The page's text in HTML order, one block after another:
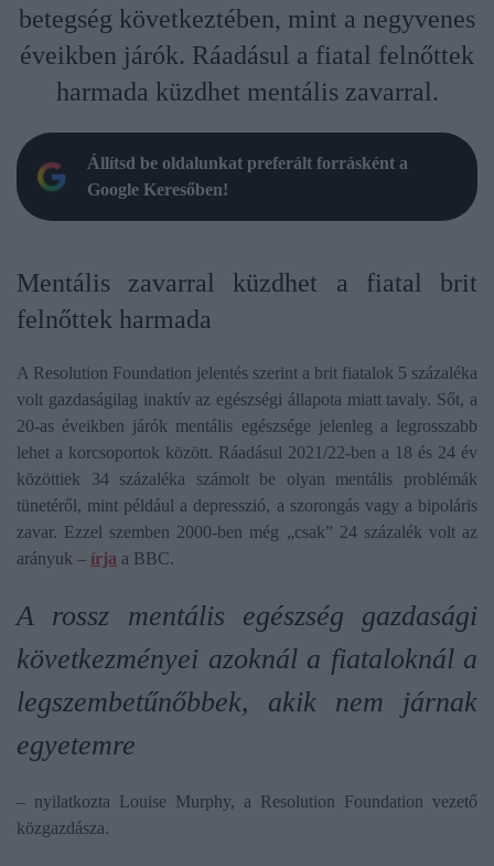
betegség következtében, mint a negyvenes
éveikben járók. Ráadásul a fiatal felnőttek
harmada küzdhet mentális zavarral.
Állítsd be oldalunkat preferált forrásként a
Google Keresőben!
Mentális zavarral küzdhet a fiatal brit
felnőttek harmada
A Resolution Foundation jelentés szerint a brit fiatalok 5 százaléka
volt gazdaságilag inaktív az egészségi állapota miatt tavaly. Sőt, a
20-as éveikben járók mentális egészsége jelenleg a legrosszabb
lehet a korcsoportok között. Ráadásul 2021/22-ben a 18 és 24 év
közöttiek 34 százaléka számolt be olyan mentális problémák
tünetéről, mint például a depresszió, a szorongás vagy a bipoláris
zavar. Ezzel szemben 2000-ben még „csak” 24 százalék volt az
arányuk – írja a BBC.
A rossz mentális egészség gazdasági
következményei azoknál a fiataloknál a
legszembetűnőbbek, akik nem járnak
egyetemre
– nyilatkozta Louise Murphy, a Resolution Foundation vezető
közgazdásza.